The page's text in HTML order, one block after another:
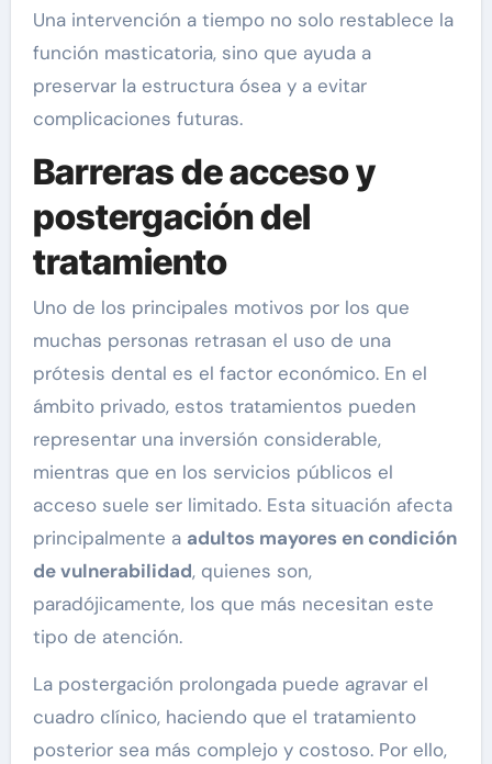
Una intervención a tiempo no solo restablece la
función masticatoria, sino que ayuda a
preservar la estructura ósea y a evitar
complicaciones futuras.
Barreras de acceso y
postergación del
tratamiento
Uno de los principales motivos por los que
muchas personas retrasan el uso de una
prótesis dental es el factor económico. En el
ámbito privado, estos tratamientos pueden
representar una inversión considerable,
mientras que en los servicios públicos el
acceso suele ser limitado. Esta situación afecta
principalmente a adultos mayores en condición
de vulnerabilidad, quienes son,
paradójicamente, los que más necesitan este
tipo de atención.
La postergación prolongada puede agravar el
cuadro clínico, haciendo que el tratamiento
posterior sea más complejo y costoso. Por ello,